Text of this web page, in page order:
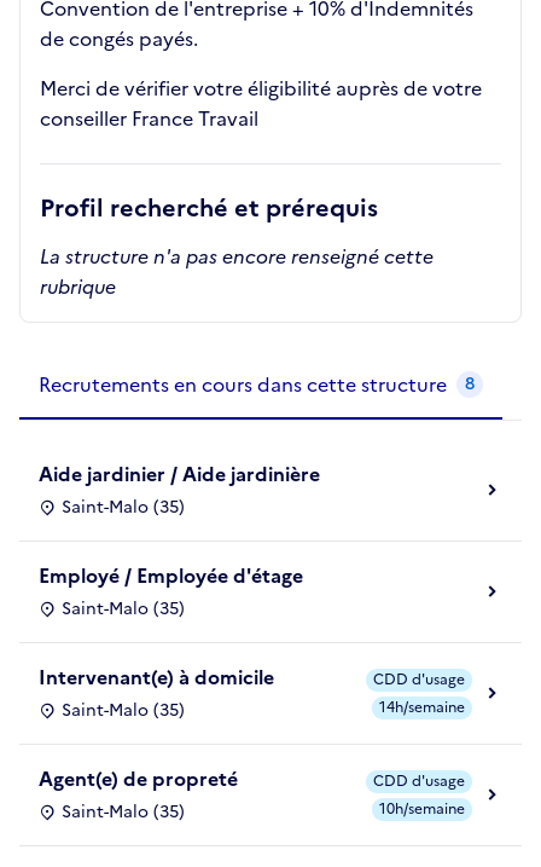
Convention de l'entreprise + 10% d'Indemnités
de congés payés.
Merci de vérifier votre éligibilité auprès de votre
conseiller France Travail
Profil recherché et prérequis
La structure n'a pas encore renseigné cette
rubrique
Recrutements en cours dans cette structure 8
Aide jardinier / Aide jardinière
Saint-Malo (35)
Employé / Employée d'étage
Saint-Malo (35)
Intervenant(e) à domicile
Saint-Malo (35)
CDD d'usage
14h/semaine
Agent(e) de propreté
Saint-Malo (35)
CDD d'usage
10h/semaine